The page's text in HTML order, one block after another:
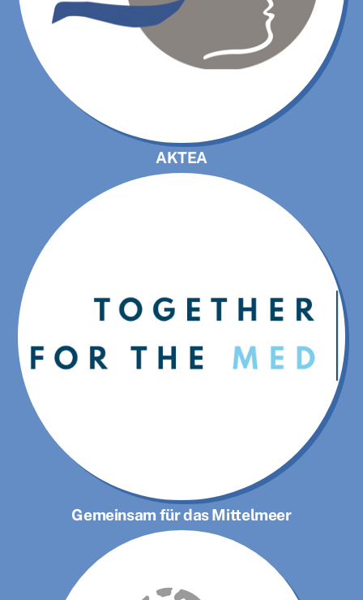
AKTEA
Gemeinsam für das Mittelmeer